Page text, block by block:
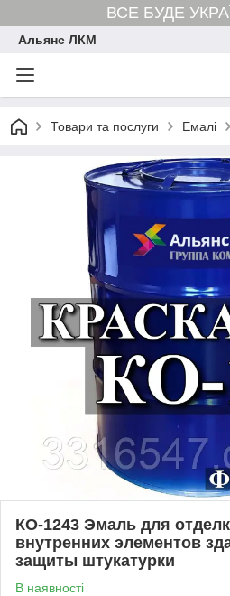
ВСЕ БУДЕ
Альянс ЛКМ
Товари та послуги Емалі
КО-1243 Эмаль для
внутренних элементов
защиты штукатурки
В наявності